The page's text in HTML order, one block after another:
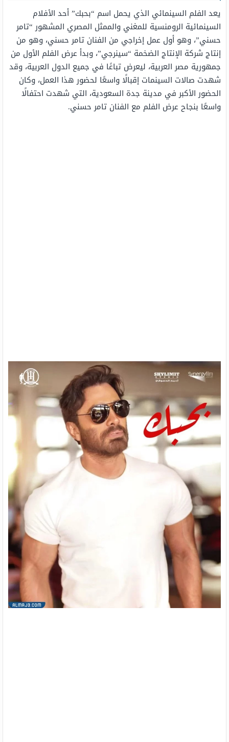
يعد الفلم السينمائي الذي يحمل اسم “بحبك” أحد الأفلام
السينمائية الرومنسية للمغني والممثل المصري المشهور “تامر
حسني”، وهو أول عمل إخراجي من الفنان تامر حسني، وهو من
إنتاج شركة الإنتاج الضخمة “سينرجي”، وبدأ عرض الفلم الأول من
جمهورية مصر العربية، ليعرض تباعًا في جميع الدول العربية، وقد
شهدت صالات السينمات إقبالًا واسعًا لحضور هذا العمل، وكان
الحضور الأكبر في مدينة جدة السعودية، التي شهدت احتفالًا
واسعًا بنجاح عرض الفلم مع الفنان تامر حسني.